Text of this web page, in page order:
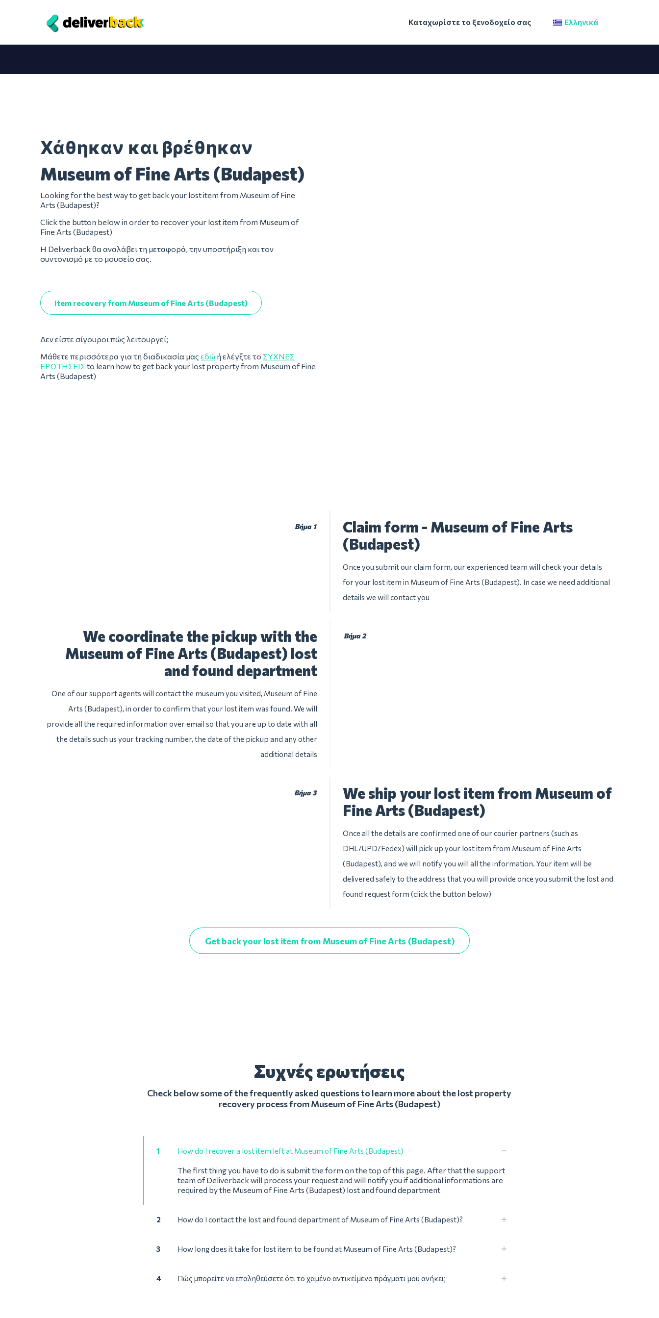
Καταχωρίστε το ξενοδοχείο σας Ελληνικά
Χάθηκαν και βρέθηκαν
Museum of Fine Arts (Budapest)
Looking for the best way to get back your lost item from Museum of Fine
Arts (Budapest)?
Click the button below in order to recover your lost item from Museum of
Fine Arts (Budapest)
Η Deliverback θα αναλάβει τη μεταφορά, την υποστήριξη και τον
συντονισμό με το μουσείο σας.
Item recovery from Museum of Fine Arts (Budapest)
Δεν είστε σίγουροι πώς λειτουργεί;
Μάθετε περισσότερα για τη διαδικασία μας εδώ ή ελέγξτε το ΣΥΧΝΈΣ
ΕΡΩΤΉΣΕΙΣ to learn how to get back your lost property from Museum of Fine
Arts (Budapest)
Βήμα 1
Claim form - Museum of Fine Arts
(Budapest)
Once you submit our claim form, our experienced team will check your details
for your lost item in Museum of Fine Arts (Budapest). In case we need additional
details we will contact you
Βήμα 2
We coordinate the pickup with the
Museum of Fine Arts (Budapest) lost
and found department
One of our support agents will contact the museum you visited, Museum of Fine
Arts (Budapest), in order to confirm that your lost item was found. We will
provide all the required information over email so that you are up to date with all
the details such us your tracking number, the date of the pickup and any other
additional details
Βήμα 3
We ship your lost item from Museum of
Fine Arts (Budapest)
Once all the details are confirmed one of our courier partners (such as
DHL/UPD/Fedex) will pick up your lost item from Museum of Fine Arts
(Budapest), and we will notify you will all the information. Your item will be
delivered safely to the address that you will provide once you submit the lost and
found request form (click the button below)
Get back your lost item from Museum of Fine Arts (Budapest)
Συχνές ερωτήσεις
Check below some of the frequently asked questions to learn more about the lost property
recovery process from Museum of Fine Arts (Budapest)
1 How do I recover a lost item left at Museum of Fine Arts (Budapest)
The first thing you have to do is submit the form on the top of this page. After that the support
team of Deliverback will process your request and will notify you if additional informations are
required by the Museum of Fine Arts (Budapest) lost and found department
2 How do I contact the lost and found department of Museum of Fine Arts (Budapest)?
3 How long does it take for lost item to be found at Museum of Fine Arts (Budapest)?
4 Πώς μπορείτε να επαληθεύσετε ότι το χαμένο αντικείμενο πράγματι μου ανήκει;